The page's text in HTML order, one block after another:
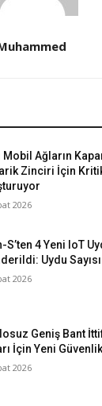
Mobil Ağların
Zinciri İçin
2026
S’ten 4 Yeni IoT
Uydu Sayısı
2026
Geniş Bant
İçin Yeni
2026